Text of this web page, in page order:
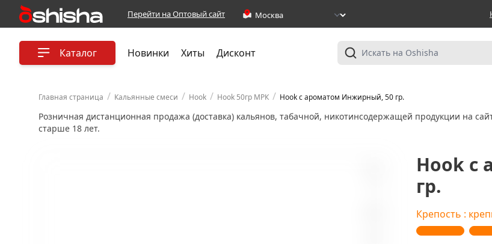
Перейти на Оптовый сайт
Каталог Новинки Хиты Дисконт
Главная страница / Кальянные смеси / Hook / Hook 50гр МРК / Hook с ароматом Инжирный, 50 гр.
Розничная дистанционная продажа (доставка) кальянов, табачной, никотинсодержащей продукции на
старше 18 лет.
Hook с
гр.
Крепость :